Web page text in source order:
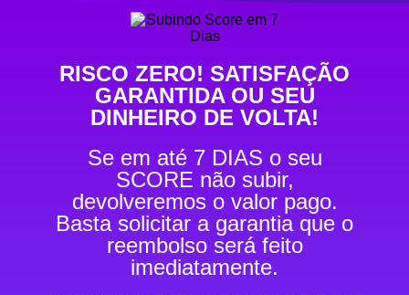
RISCO ZERO! SATISFAÇÃO
GARANTIDA OU SEU
DINHEIRO DE VOLTA!
Se em até 7 DIAS o seu
SCORE não subir,
devolveremos o valor pago.
Basta solicitar a garantia que o
reembolso será feito
imediatamente.